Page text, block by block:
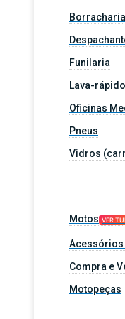
Funilaria
Lava-rápido
Oficinas
Pneus
Vidros
Motos VER
Acessórios
Compra e
Motopeças